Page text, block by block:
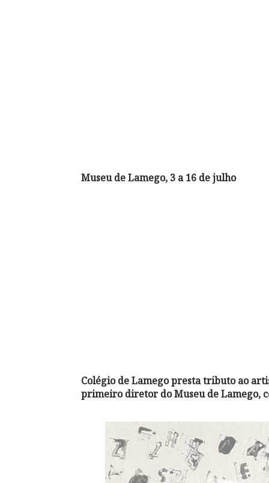
Museu de Lamego, 3 a 16 de julho
Colégio de Lamego presta tributo ao
primeiro diretor do Museu de Lamego,